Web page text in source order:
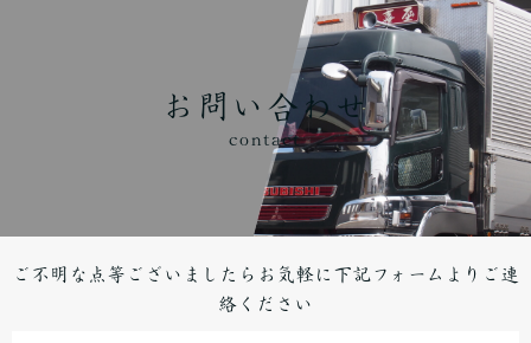
お問い合わせ
contact
ご不明な点等ございましたらお気軽に下記フォームよりご連
絡ください